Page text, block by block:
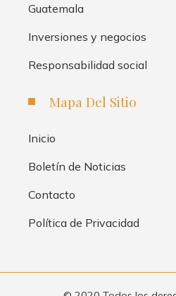
Guatemala
Inversiones y negocios
Responsabilidad social
Mapa Del Sitio
Inicio
Boletín de Noticias
Contacto
Política de Privacidad